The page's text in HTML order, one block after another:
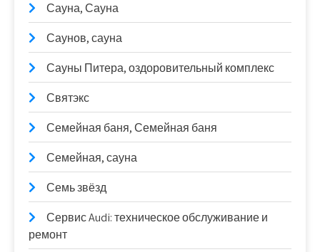
Сауна, Сауна
Саунов, сауна
Сауны Питера, оздоровительный комплекс
Святэкс
Семейная баня, Семейная баня
Семейная, сауна
Семь звёзд
Сервис Audi: техническое обслуживание и
ремонт